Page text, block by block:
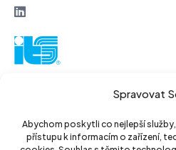
Spravovat
Abychom poskytli co nejlepší
přístupu k informacím o zařízení,
130 52 Praha3
Czech Republic